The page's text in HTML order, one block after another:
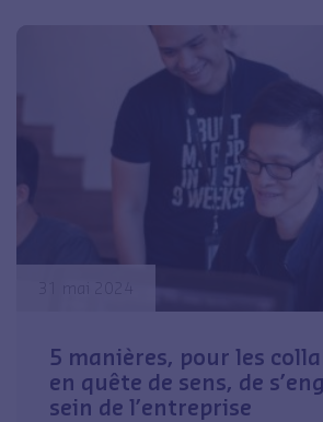
5 manières, pour les
en quête de sens, de
sein de l’entreprise